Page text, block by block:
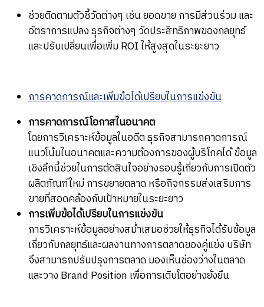
ช่วยติดตามตัวชี้วัดต่างๆ เช่น ยอดขาย การมีส่วนร่วม และ
อัตราการแปลง ธุรกิจต่างๆ วัดประสิทธิภาพของกลยุทธ์
และปรับเปลี่ยนเพื่อเพิ่ม ROI ให้สูงสุดในระยะยาว
การคาดการณ์และเพิ่มข้อได้เปรียบในการแข่งขัน
การคาดการณ์โอกาสในอนาคต
โดยการวิเคราะห์ข้อมูลในอดีต ธุรกิจสามารถคาดการณ์
แนวโน้มในอนาคตและความต้องการของผู้บริโภคได้ ข้อมูล
เชิงลึกนี้ช่วยในการตัดสินใจอย่างรอบรู้เกี่ยวกับการเปิดตัว
ผลิตภัณฑ์ใหม่ การขยายตลาด หรือกิจกรรมส่งเสริมการ
ขายที่สอดคล้องกับเป้าหมายในระยะยาว
การเพิ่มข้อได้เปรียบในการแข่งขัน
การวิเคราะห์ข้อมูลอย่างสม่ำเสมอช่วยให้ธุรกิจได้รับข้อมูล
เกี่ยวกับกลยุทธ์และผลงานทางการตลาดของคู่แข่ง บริษัท
จึงสามารถปรับปรุงการตลาด มองเห็นช่องว่างในตลาด
และวาง Brand Position เพื่อการเติบโตอย่างยั่งยืน